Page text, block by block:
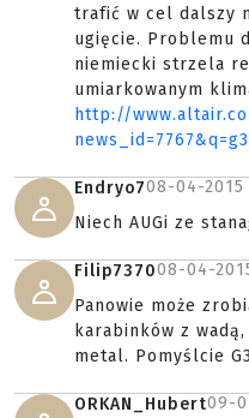
trafić w cel dalszy
ugięcie. Problemu
niemiecki strzela
umiarkowanym
http://
Endryo708-04-2015
Niech AUGi ze
Filip737008-04-
Panowie może
karabinków z
metal. Pomyślcie
ORKAN_Hubert09-